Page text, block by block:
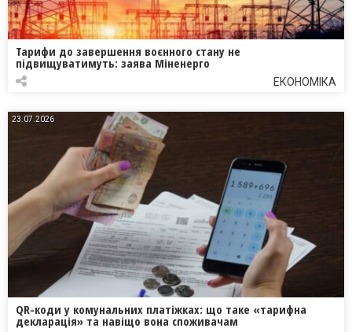
Тарифи до завершення воєнного стану не
підвищуватимуть: заява Міненерго
ЕКОНОМІКА
23.07.2026
QR-коди у комунальних платіжках: що таке «тарифна
декларація» та навіщо вона споживачам